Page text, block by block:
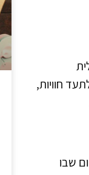
חוויות,
שבו